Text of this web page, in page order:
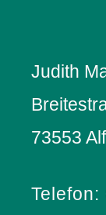
Judith
73553
Telefon: